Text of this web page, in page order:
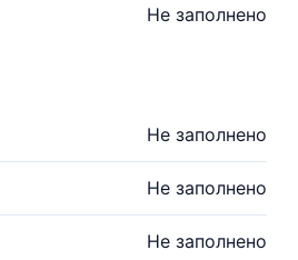
Не заполнено
Не заполнено
Не заполнено
Не заполнено